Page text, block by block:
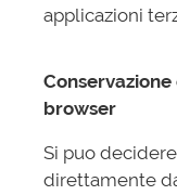
applicazioni
browser
Si puo
direttamente